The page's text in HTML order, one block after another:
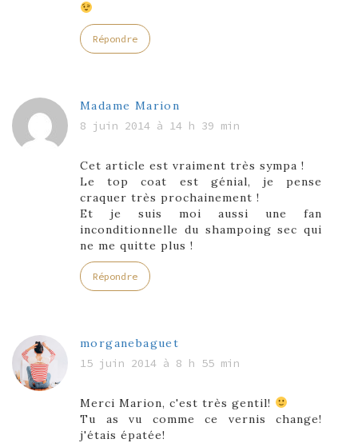
Répondre
Madame Marion
8 juin 2014 à 14 h 39 min
Cet article est vraiment très sympa !
Le top coat est génial, je pense
craquer très prochainement !
Et je suis moi aussi une fan
inconditionnelle du shampoing sec qui
ne me quitte plus !
Répondre
morganebaguet
15 juin 2014 à 8 h 55 min
Merci Marion, c'est très gentil!
Tu as vu comme ce vernis change!
j'étais épatée!